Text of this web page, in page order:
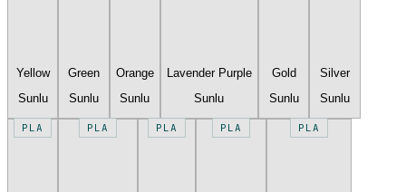
Yellow
Sunlu
Green
Sunlu
Orange
Sunlu
Lavender Purple
Sunlu
Gold
Sunlu
Silver
Sunlu
PLA PLA PLA PLA PLA